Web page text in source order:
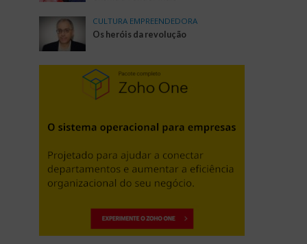
CULTURA EMPREENDEDORA
Os heróis da revolução